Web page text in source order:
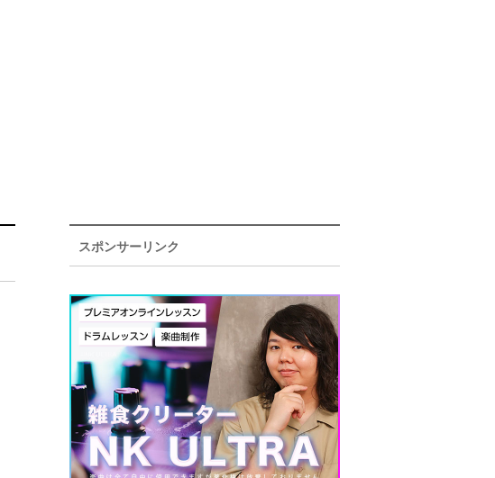
スポンサーリンク